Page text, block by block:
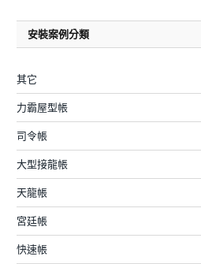
安裝案例分類
其它
力霸屋型帳
司令帳
大型接龍帳
天龍帳
宮廷帳
快速帳